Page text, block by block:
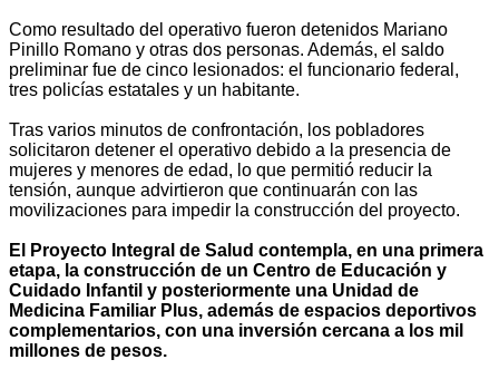
Como resultado del operativo fueron detenidos Mariano
Pinillo Romano y otras dos personas. Además, el saldo
preliminar fue de cinco lesionados: el funcionario federal,
tres policías estatales y un habitante.
Tras varios minutos de confrontación, los pobladores
solicitaron detener el operativo debido a la presencia de
mujeres y menores de edad, lo que permitió reducir la
tensión, aunque advirtieron que continuarán con las
movilizaciones para impedir la construcción del proyecto.
El Proyecto Integral de Salud contempla, en una primera
etapa, la construcción de un Centro de Educación y
Cuidado Infantil y posteriormente una Unidad de
Medicina Familiar Plus, además de espacios deportivos
complementarios, con una inversión cercana a los mil
millones de pesos.